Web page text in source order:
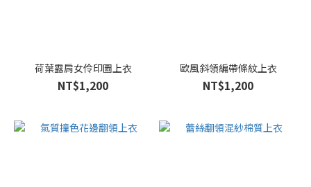
荷葉露肩女伶印圖上衣
NT$1,200
歐風斜領編帶條紋上衣
NT$1,200